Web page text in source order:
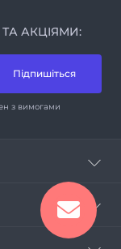
АКЦІЯМИ:
Підпишіться
з вимогами